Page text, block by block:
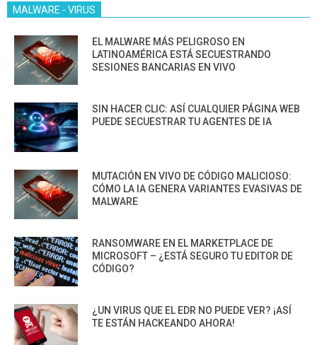
MALWARE - VIRUS
EL MALWARE MÁS PELIGROSO EN
LATINOAMÉRICA ESTÁ SECUESTRANDO
SESIONES BANCARIAS EN VIVO
SIN HACER CLIC: ASÍ CUALQUIER PÁGINA WEB
PUEDE SECUESTRAR TU AGENTES DE IA
MUTACIÓN EN VIVO DE CÓDIGO MALICIOSO:
CÓMO LA IA GENERA VARIANTES EVASIVAS DE
MALWARE
RANSOMWARE EN EL MARKETPLACE DE
MICROSOFT – ¿ESTÁ SEGURO TU EDITOR DE
CÓDIGO?
¿UN VIRUS QUE EL EDR NO PUEDE VER? ¡ASÍ
TE ESTÁN HACKEANDO AHORA!